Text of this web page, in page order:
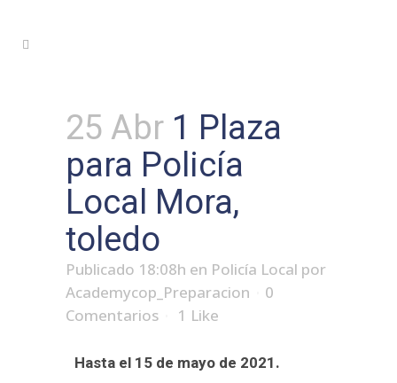
25 Abr 1 Plaza
para Policía
Local Mora,
toledo
Publicado 18:08h en Policía Local por
Academycop_Preparacion
0
Comentarios
1 Like
Hasta el 15 de mayo de 2021.